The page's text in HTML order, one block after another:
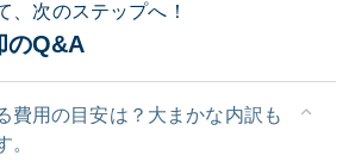
、次のステップへ！
のQ&A
費用の目安は？大まかな内訳も
。